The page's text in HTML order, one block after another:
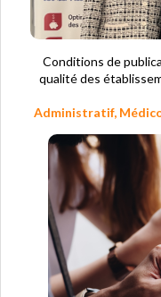
Conditions de
qualité des
Administratif,